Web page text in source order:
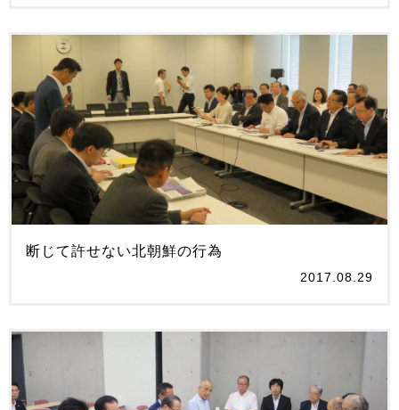
断じて許せない北朝鮮の行為
2017.08.29